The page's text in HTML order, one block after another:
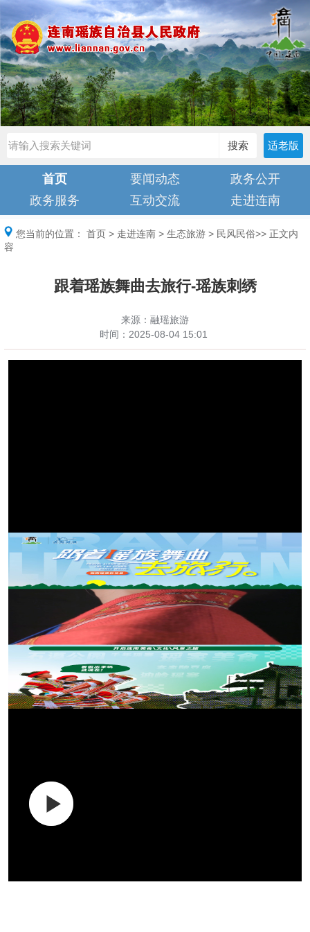
搜索 适老版
首页 要闻动态
政务公开
政务服务
互动交流 走进连南
您当前的位置： 首页 > 走进连南 > 生态旅游 > 民风民俗>> 正文内
容
跟着瑶族舞曲去旅行-瑶族刺绣
来源：融瑶旅游
时间： 2025-08-04 15:01